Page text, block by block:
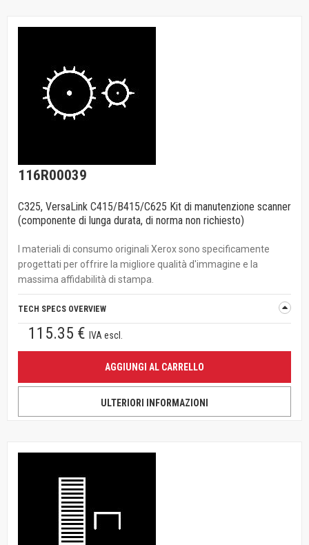
116R00039
C325, VersaLink C415/B415/C625 Kit di manutenzione scanner
(componente di lunga durata, di norma non richiesto)
I materiali di consumo originali Xerox sono specificamente
progettati per offrire la migliore qualità d'immagine e la
massima affidabilità di stampa.
TECH SPECS OVERVIEW
115.35 € IVA escl.
AGGIUNGI AL CARRELLO
ULTERIORI INFORMAZIONI